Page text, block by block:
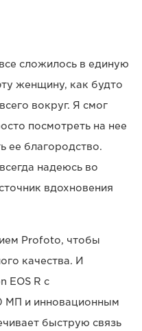
сложилось в единую
женщину, как будто
вокруг. Я смог
посмотреть на нее
ее благородство.
надеюсь во
вдохновения
Profoto, чтобы
качества. И
EOS R с
МП и инновационным
быструю связь